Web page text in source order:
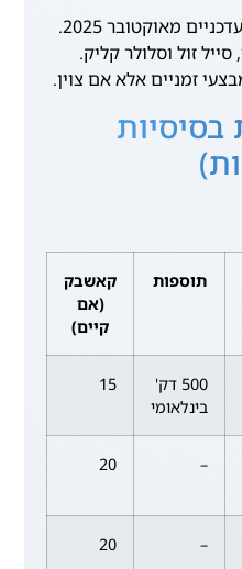
השוואה מבוססת על נתונים עדכניים מאוקטובר 2025.
זול וסלולר קליק.
זמניים אלא אם צוין.
בסיסיות
תוספות
קאשבק
(אם
קיים)
500 דק'
בינלאומי
15
–
20
–
20